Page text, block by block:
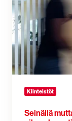
Hallitulla
haltuunotolla
pikapalopostit
käyttövalmiuteen
Kiinteistöt
Seinällä